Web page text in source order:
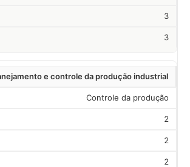
3
3
e controle da produção industrial
Controle da produção
2
2
2